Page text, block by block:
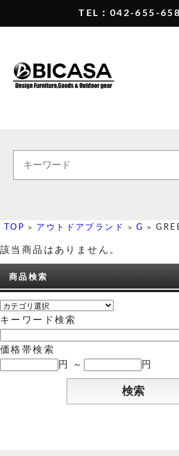
TEL：042-655-
TOP > アウトドアブランド > G >
該当商品はありません。
商品検索
キーワード検索
価格帯検索
円 ～
円